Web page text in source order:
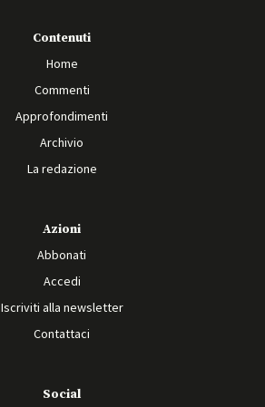
Contenuti
Home
Commenti
Approfondimenti
Archivio
La redazione
Azioni
Abbonati
Accedi
Iscriviti alla newsletter
Contattaci
Social